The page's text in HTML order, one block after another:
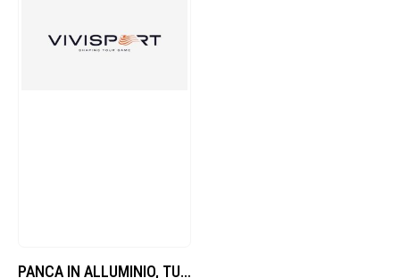
PANCA IN ALLUMINIO, TUBO QUADRO SEZ.